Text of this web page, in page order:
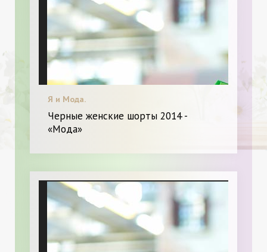
Я и Мода.
Черные женские шорты 2014 -
«Мода»